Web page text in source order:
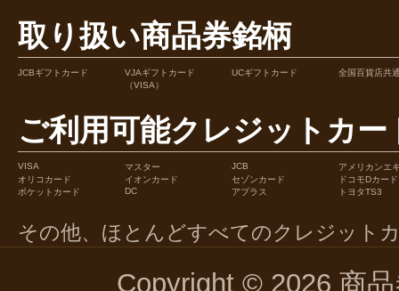
取り扱い商品券銘柄
JCBギフトカード
VJAギフトカード
（VISA）
UCギフトカード 全国百貨店共
ご利用可能クレジットカー
VISA マスター JCB
アメリカンエ
オリコカード
イオンカード セゾンカード
ドコモDカード
ポケットカード
DC アプラス トヨタTS3
その他、ほとんどすべてのクレジット
Copyright © 2026 商